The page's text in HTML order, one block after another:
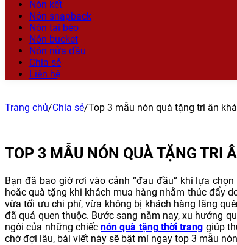
Nón kết
Nón snapback
Nón tai bèo
Nón bucket
Nón nửa đầu
Chia sẻ
Liên hệ
Trang chủ/Chia sẻ/Top 3 mẫu nón quà tặng tri ân
TOP 3 MẪU NÓN QUÀ TẶNG TRI
Bạn đã bao giờ rơi vào cảnh “đau đầu” khi lựa
hoăc quà tặng khi khách mua hàng nhằm thúc đẩy
vừa tối ưu chi phí, vừa không bị khách hàng lãng
đã quá quen thuộc. Bước sang năm nay, xu hướng
ngôi của những chiếcnón quà tặng thời trang giúp
chờ đợi lâu, bài viết này sẽ bật mí ngay top 3 mẫu